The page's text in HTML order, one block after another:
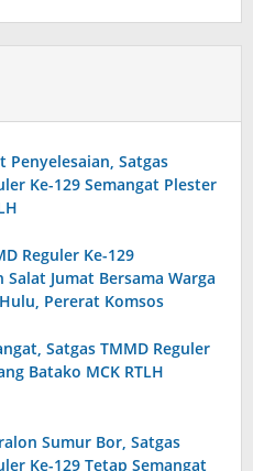
Penyelesaian, Satgas
Ke-129 Semangat Plester
Reguler Ke-129
Salat Jumat Bersama Warga
Pererat Komsos
Satgas TMMD Reguler
Batako MCK RTLH
Sumur Bor, Satgas
Ke-129 Tetap Semangat